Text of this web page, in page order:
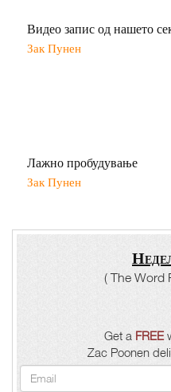
Видео запис од нашето
Зак Пунен
Лажно пробудување
Зак Пунен
( The Word
Get a FREE
Zac Poonen